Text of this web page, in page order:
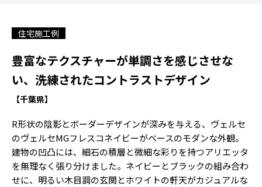
住宅施工例
豊富なテクスチャーが単調さを感じさせな
い、洗練されたコントラストデザイン
【千葉県】
R形状の陰影とボーダーデザインが深みを与える、ヴェルセ
のヴェルセMGフレスコネイビーがベースのモダンな外観。
建物の凹凸には、細石の積層と微細な彩りを持つアリエッタ
を無理なく張り分けました。ネイビーとブラックの組み合わ
せに、明るい木目調の玄関とホワイトの軒天がカジュアルな